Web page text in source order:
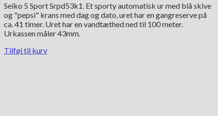
Seiko 5 Sport Srpd53k1. Et sporty automatisk ur med blå skive
og "pepsi" krans med dag og dato, uret har en gangreserve på
ca. 41 timer. Uret har en vandtæthed ned til 100 meter.
Urkassen måler 43mm.
Tilføj til kurv